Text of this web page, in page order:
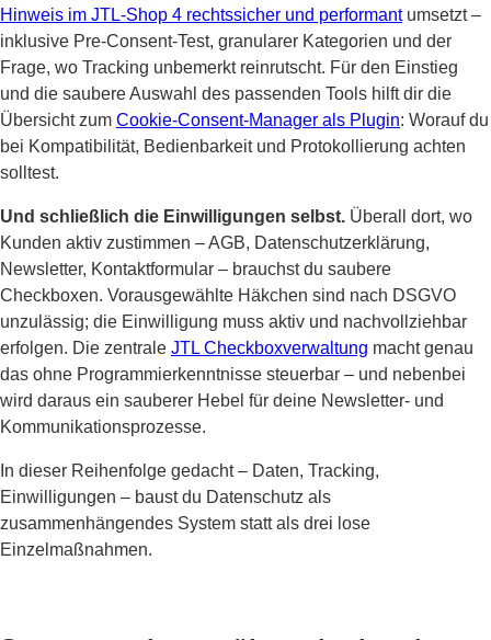
Hinweis im JTL-Shop 4 rechtssicher und performantumsetzt –
inklusive Pre-Consent-Test, granularer Kategorien und der
Frage, wo Tracking unbemerkt reinrutscht. Für den Einstieg
und die saubere Auswahl des passenden Tools hilft dir die
Übersicht zum Cookie-Consent-Manager als Plugin: Worauf du
bei Kompatibilität, Bedienbarkeit und Protokollierung achten
solltest.
Und schließlich die Einwilligungen selbst. Überall dort, wo
Kunden aktiv zustimmen – AGB, Datenschutzerklärung,
Newsletter, Kontaktformular – brauchst du saubere
Checkboxen. Vorausgewählte Häkchen sind nach DSGVO
unzulässig; die Einwilligung muss aktiv und nachvollziehbar
erfolgen. Die zentrale JTL Checkboxverwaltung macht genau
das ohne Programmierkenntnisse steuerbar – und nebenbei
wird daraus ein sauberer Hebel für deine Newsletter- und
Kommunikationsprozesse.
In dieser Reihenfolge gedacht – Daten, Tracking,
Einwilligungen – baust du Datenschutz als
zusammenhängendes System statt als drei lose
Einzelmaßnahmen.